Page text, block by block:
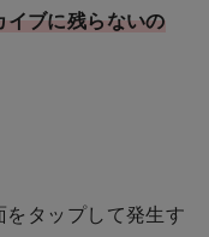
イブに残らないの
をタップして発生す